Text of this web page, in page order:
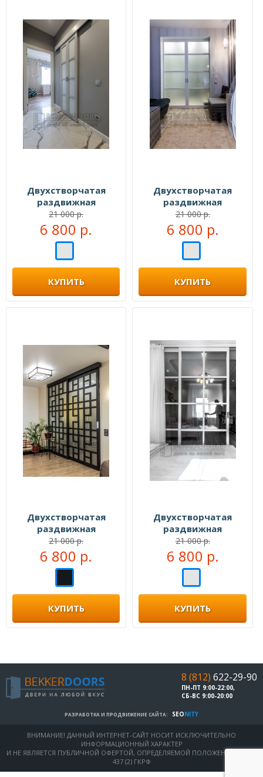
Двухстворчатая
раздвижная
перегородка №109555
21 000 р.
6 800 р.
КУПИТЬ
Двухстворчатая
раздвижная
перегородка №109999
21 000 р.
6 800 р.
КУПИТЬ
Двухстворчатая
раздвижная
перегородка №104333
21 000 р.
6 800 р.
КУПИТЬ
Двухстворчатая
раздвижная
перегородка №104999
21 000 р.
6 800 р.
КУПИТЬ
8 (812) 622-29-90
ПН-ПТ 9:00-22:00,
СБ-ВС 9:00-20:00
РАЗРАБОТКА И ПРОДВИЖЕНИЕ САЙТА: SEONITY
ВНИМАНИЕ! ДАННЫЙ ИНТЕРНЕТ-САЙТ НОСИТ ИСКЛЮЧИТЕЛЬНО
ИНФОРМАЦИОННЫЙ ХАРАКТЕР
И НЕ ЯВЛЯЕТСЯ ПУБЛИЧНОЙ ОФЕРТОЙ, ОПРЕДЕЛЯЕМОЙ ПОЛОЖЕНИЯМИ СТ.
437 (2) ГКРФ